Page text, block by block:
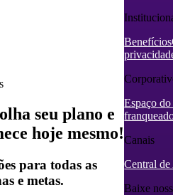
seu plano e
hoje mesmo!
para todas as
e metas.
Benefícios
Espaço
Canais
Central
Baixe